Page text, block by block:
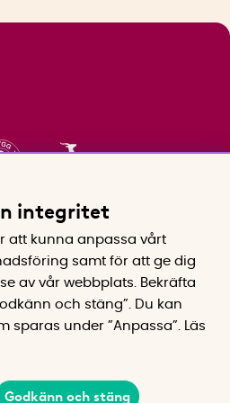
integritet
att kunna anpassa vårt
samt för att ge dig
av vår webbplats.
Bekräfta
och stäng”. Du kan
sparas under ”Anpassa”.
Läs
Godkänn och stäng